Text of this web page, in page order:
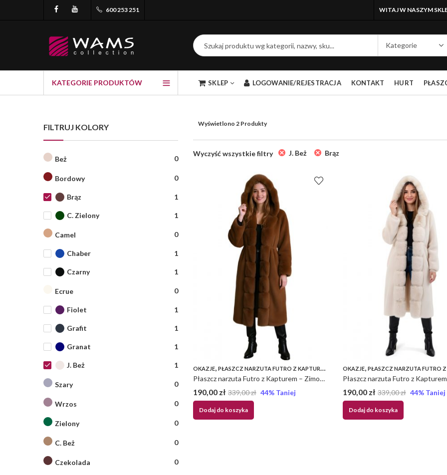
600 253 251 WITAJ W NASZYM
KATEGORIE PRODUKTÓW SKLEP LOGOWANIE/REJESTRACJA KONTAKT HURT
Wyświetlono 2 ProduktyPosortowane
najnowszych
Wyczyść wszystkie filtry J. Beż Brąz
OKAZJE, PŁASZCZ NARZUTA FUTRO Z KAPTUREM PŁASZCZE
Płaszcz narzuta Futro z Kapturem – Zimowa UNI – Brąz, UNI
190,00 zł 339,00zł 44% Taniej
Dodaj do koszyka
OKAZJE, PŁASZCZ NARZUTA FUTRO Z
190,00 zł 339,00zł 44% Taniej
Dodaj do koszyka
FILTRUJ KOLORY
Beż 0
Bordowy 0
Brąz 1
C. Zielony 1
Camel 0
Chaber 1
Czarny 1
Ecrue 0
Fiolet 1
Grafit 1
Granat 1
J. Beż 1
Szary 0
Wrzos 0
Zielony 0
C. Beż 0
Czekolada 0